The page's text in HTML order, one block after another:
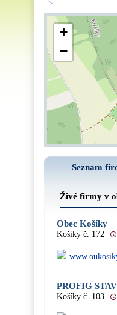
+
−
Seznam
Živé firmy v
Obec Košíky
Košíky č. 172
PROFIG STAV
Košíky č. 103